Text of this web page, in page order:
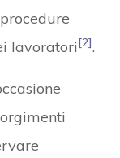
lavoratori[2].